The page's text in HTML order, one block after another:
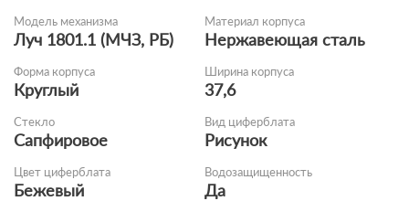
Модель механизма
Луч 1801.1 (МЧЗ, РБ)
Материал корпуса
Нержавеющая сталь
Форма корпуса
Круглый
Ширина корпуса
37,6
Стекло
Сапфировое
Вид циферблата
Рисунок
Цвет циферблата
Бежевый
Водозащищенность
Да